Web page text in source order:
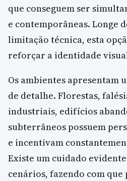
que conseguem ser
e contemporâneas. Longe
limitação técnica, esta
reforçar a identidade
Os ambientes apresentam
de detalhe. Florestas,
industriais, edifícios
subterrâneos possuem
e incentivam
Existe um cuidado
cenários, fazendo com